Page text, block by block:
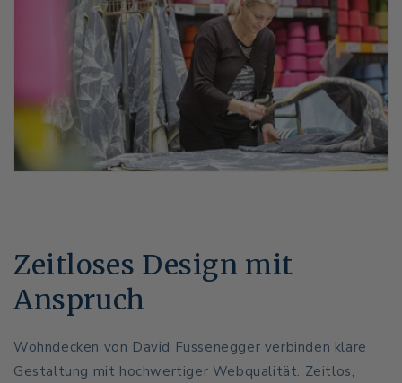
Zeitloses Design mit
Anspruch
Wohndecken von David Fussenegger verbinden klare
Gestaltung mit hochwertiger Webqualität. Zeitlos,